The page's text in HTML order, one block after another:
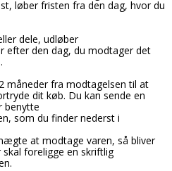
løber fristen fra den dag, hvor du
dele, udløber
efter den dag, du modtager det
måneder fra modtagelsen til at
dit køb. Du kan sende en
benytte
som du finder nederst i
at modtage varen, så bliver
foreligge en skriftlig